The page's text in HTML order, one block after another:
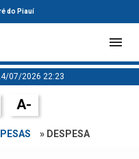
do Piauí
07/2026 22:23
A-
» DESPESA